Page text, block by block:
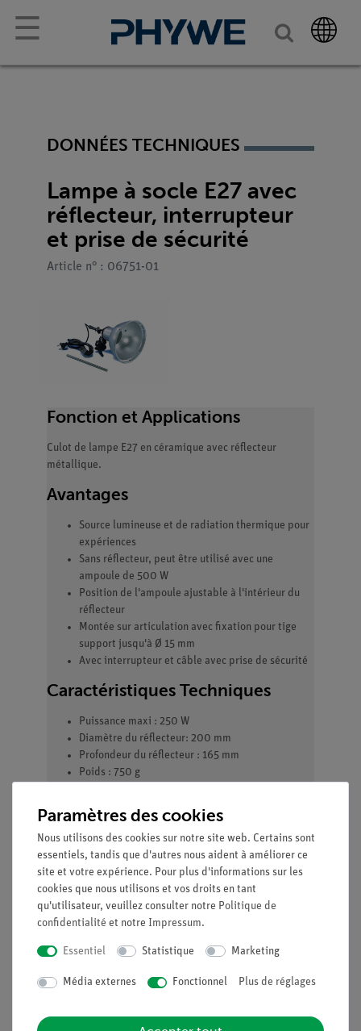
☰
DONNÉES TECHNIQUES
Lampe à socle E27 avec
réflecteur, interrupteur
et prise de sécurité
Article n° : 06751-01
Fonction et Applications
Culot de lampe E27 en céramique avec réflecteur
métallique.
Avantages
Source lumineuse et de radiation thermique pour
expériences
Sans réflecteur, peut être utilisé avec une
ampoule de 500 W
Position de l'ampoule ajustable à l'intérieur du
réflecteur
Montée sur articulation avec fixation pour tige
support jusqu'à Ø 15 mm
Avec interrupteur et câble avec prise de sécurité
Caractéristiques Techniques
Puissance maxi : 250 W
Diamètre du réflecteur: 200 mm
Profondeur du réflecteur : 165 mm
Poids : 750 g
Accessoires nécessaires
Ampoule 220 V / 120 W, avec
Paramètres des cookies
Nous utilisons des cookies sur notre site web. Certains sont
essentiels, tandis que d'autres nous aident à améliorer ce
site et votre expérience. Pour plus d'informations sur les
cookies que nous utilisons et vos droits en tant
qu'utilisateur, veuillez consulter notre Politique de
confidentialité et notre Impressum.
Essentiel Statistique Marketing
Média externes Fonctionnel Plus de réglages